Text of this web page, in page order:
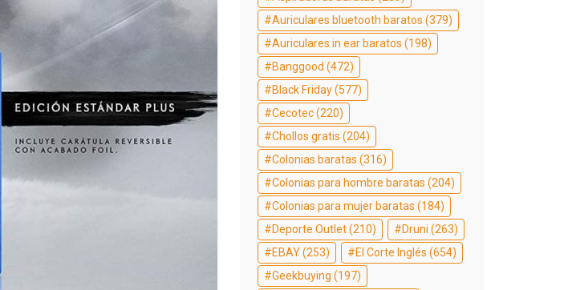
Auriculares bluetooth baratos (379)
Auriculares in ear baratos (198)
Banggood (472)
Black Friday(577)
Cecotec(220)
Chollos gratis (204)
Colonias baratas (316)
Colonias para hombre baratas (204)
Colonias para mujer baratas (184)
Deporte Outlet(210) Druni (263)
EBAY(253) El Corte Inglés (654)
Geekbuying (197)